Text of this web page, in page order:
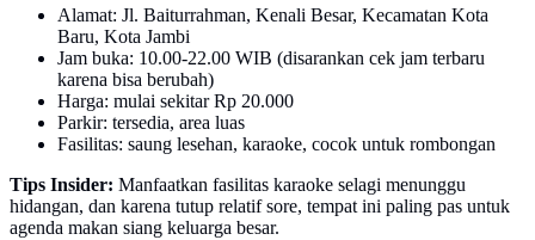
Alamat: Jl. Baiturrahman, Kenali Besar, Kecamatan Kota
Baru, Kota Jambi
Jam buka: 10.00-22.00 WIB (disarankan cek jam terbaru
karena bisa berubah)
Harga: mulai sekitar Rp 20.000
Parkir: tersedia, area luas
Fasilitas: saung lesehan, karaoke, cocok untuk rombongan
Tips Insider: Manfaatkan fasilitas karaoke selagi menunggu
hidangan, dan karena tutup relatif sore, tempat ini paling pas untuk
agenda makan siang keluarga besar.